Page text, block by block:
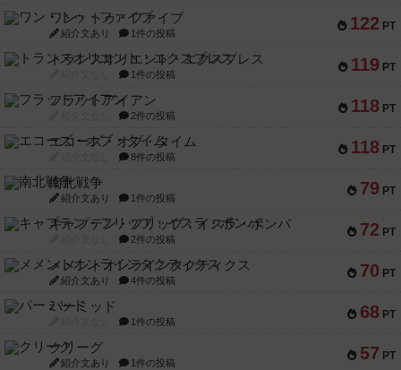
122 PT
ワン・トゥ・ファイブ
紹介文あり 1件の投稿
119 PT
トランスオリエント・エクスプレス
1件の投稿
118 PT
フラットアイアン
2件の投稿
118 PT
エコーズ・オブ・タイム
8件の投稿
79 PT
南北戦争
紹介文あり 1件の投稿
72 PT
キャプテン・フリップ：イスラ・ボンバ
2件の投稿
70 PT
メメントオンラインタクティクス
紹介文あり 4件の投稿
68 PT
パーミッド
1件の投稿
57 PT
クリーグ
紹介文あり 1件の投稿